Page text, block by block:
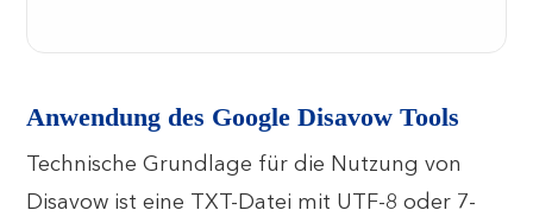
Anwendung des Google Disavow Tools
Technische Grundlage für die Nutzung von
Disavow ist eine TXT-Datei mit UTF-8 oder 7-